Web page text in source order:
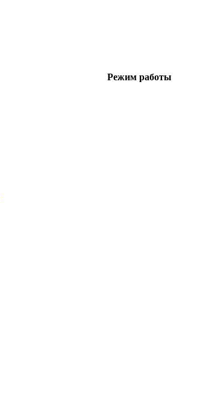
Режим работы